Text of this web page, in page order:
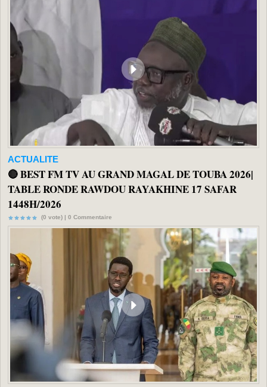
ACTUALITE
🔴 BEST FM TV AU GRAND MAGAL DE TOUBA 2026|
TABLE RONDE RAWDOU RAYAKHINE 17 SAFAR
1448H/2026
(0 vote) | 0 Commentaire